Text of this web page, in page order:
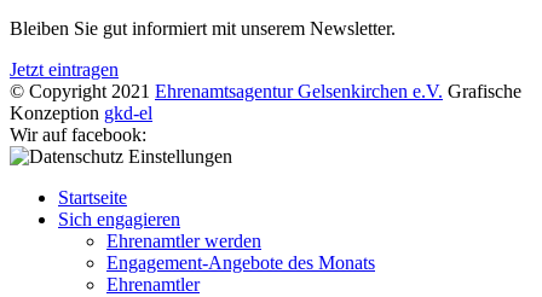
Bleiben Sie gut informiert mit unserem Newsletter.
Jetzt eintragen
© Copyright 2021 Ehrenamtsagentur Gelsenkirchen e.V. Grafische
Konzeption gkd-el
Wir auf facebook:
Startseite
Sich engagieren
Ehrenamtler werden
Engagement-Angebote des Monats
Ehrenamtler